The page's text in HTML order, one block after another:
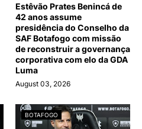
Estêvão Prates Benincá de
42 anos assume
presidência do Conselho da
SAF Botafogo com missão
de reconstruir a governança
corporativa com elo da GDA
Luma
August 03, 2026
BOTAFOGO